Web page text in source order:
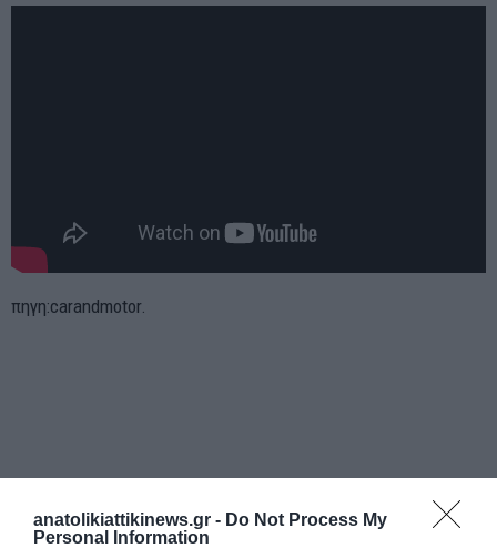
anatolikiattikinews.gr - Do Not Process My
Personal Information
πηγη:carandmotor.